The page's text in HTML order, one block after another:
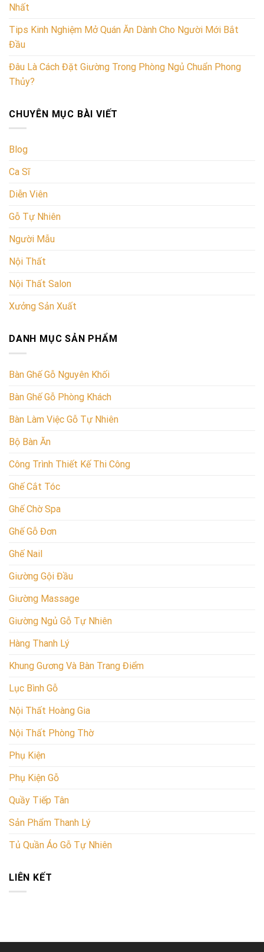
Nhất
Tips Kinh Nghiệm Mở Quán Ăn Dành Cho Người Mới Bắt
Đầu
Đâu Là Cách Đặt Giường Trong Phòng Ngủ Chuẩn Phong
Thủy?
CHUYÊN MỤC BÀI VIẾT
Blog
Ca Sĩ
Diễn Viên
Gỗ Tự Nhiên
Người Mẫu
Nội Thất
Nội Thất Salon
Xưởng Sản Xuất
DANH MỤC SẢN PHẨM
Bàn Ghế Gỗ Nguyên Khối
Bàn Ghế Gỗ Phòng Khách
Bàn Làm Việc Gỗ Tự Nhiên
Bộ Bàn Ăn
Công Trình Thiết Kế Thi Công
Ghế Cắt Tóc
Ghế Chờ Spa
Ghế Gỗ Đơn
Ghế Nail
Giường Gội Đầu
Giường Massage
Giường Ngủ Gỗ Tự Nhiên
Hàng Thanh Lý
Khung Gương Và Bàn Trang Điểm
Lục Bình Gỗ
Nội Thất Hoàng Gia
Nội Thất Phòng Thờ
Phụ Kiện
Phụ Kiện Gỗ
Quầy Tiếp Tân
Sản Phẩm Thanh Lý
Tủ Quần Áo Gỗ Tự Nhiên
LIÊN KẾT